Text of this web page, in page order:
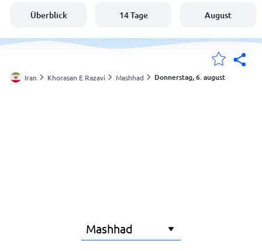
Schweiz
Deutschland
Überblick 14 Tage August
Iran Khorasan E Razavi Mashhad Donnerstag, 6. august